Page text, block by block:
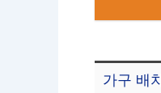
가구 배